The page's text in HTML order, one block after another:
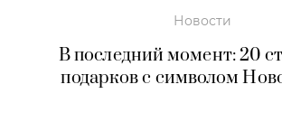
Новости
В последний момент: 20
подарков с символом